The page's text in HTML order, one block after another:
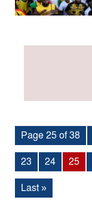
Page 25 of 38
23
24 25
Last »